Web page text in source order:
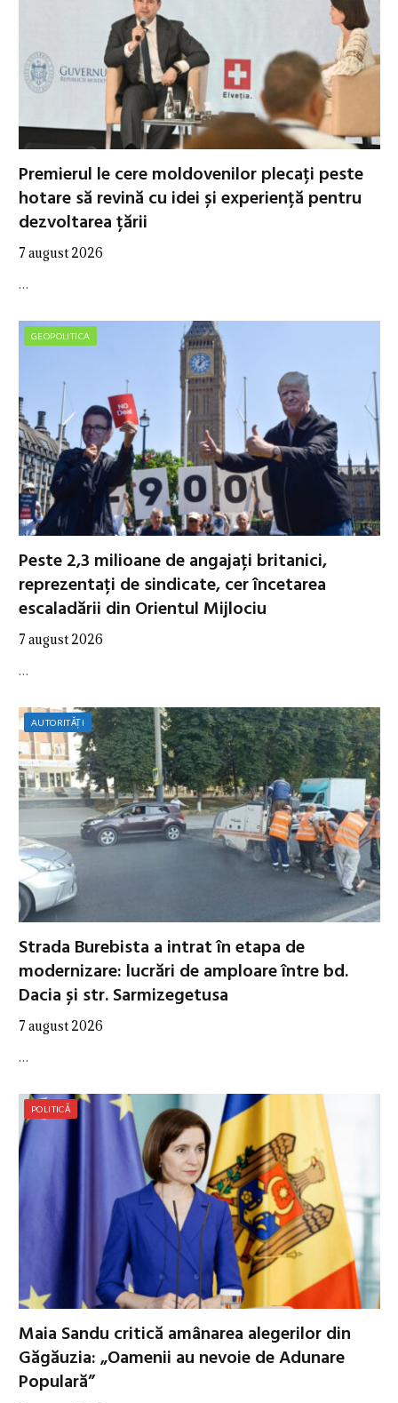
Premierul le cere moldovenilor plecați peste
hotare să revină cu idei și experiență pentru
dezvoltarea țării
7 august 2026
…
GEOPOLITICA
Peste 2,3 milioane de angajați britanici,
reprezentați de sindicate, cer încetarea
escaladării din Orientul Mijlociu
7 august 2026
…
AUTORITĂȚI
Strada Burebista a intrat în etapa de
modernizare: lucrări de amploare între bd.
Dacia și str. Sarmizegetusa
7 august 2026
…
POLITICĂ
Maia Sandu critică amânarea alegerilor din
Găgăuzia: „Oamenii au nevoie de Adunare
Populară”